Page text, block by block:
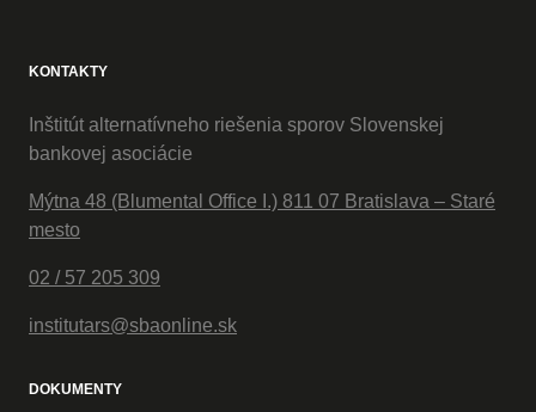
KONTAKTY
Inštitút alternatívneho riešenia sporov Slovenskej
bankovej asociácie
Mýtna 48 (Blumental Office I.) 811 07 Bratislava – Staré
mesto
02 / 57 205 309
institutars@sbaonline.sk
DOKUMENTY